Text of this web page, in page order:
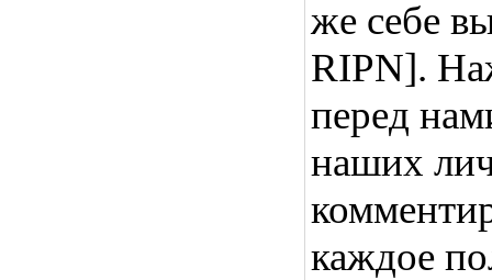
же себе
RIPN].
перед
наших
каждое